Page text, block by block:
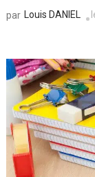
par Louis DANIEL